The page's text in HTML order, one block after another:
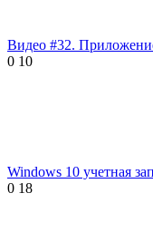
Видео #32.
0 10
Windows 10 учетная
0 18